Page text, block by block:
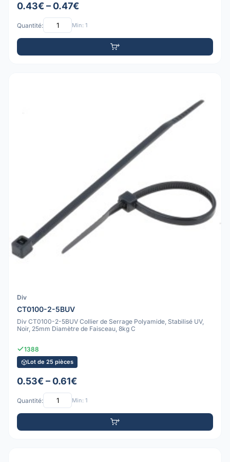
0.43€ – 0.47€
Quantité: Min: 1
Div
CT0100-2-5BUV
Div CT0100-2-5BUV Collier de Serrage Polyamide, Stabilisé UV,
Noir, 25mm Diamètre de Faisceau, 8kg C
1388
Lot de 25 pièces
0.53€ – 0.61€
Quantité: Min: 1